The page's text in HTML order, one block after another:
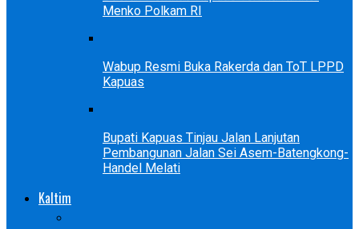
Menko Polkam RI
Wabup Resmi Buka Rakerda dan ToT LPPD
Kapuas
Bupati Kapuas Tinjau Jalan Lanjutan
Pembangunan Jalan Sei Asem-Batengkong-
Handel Melati
Kaltim